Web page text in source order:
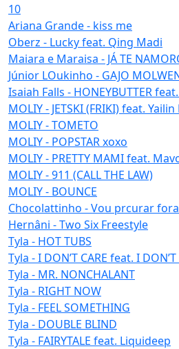
10
Ariana Grande - kiss me
Oberz - Lucky feat. Qing Madi
Maiara e Maraisa - JÁ TE
Júnior LOukinho - GAJO
Isaiah Falls - HONEYBUTTER
MOLIY - JETSKI (FRIKI) feat.
MOLIY - TOMETO
MOLIY - POPSTAR xoxo
MOLIY - PRETTY MAMI feat.
MOLIY - 911 (CALL THE LAW)
MOLIY - BOUNCE
Chocolattinho - Vou prcurar
Hernâni - Two Six Freestyle
Tyla - HOT TUBS
Tyla - I DON’T CARE feat. I DON’T
Tyla - MR. NONCHALANT
Tyla - RIGHT NOW
Tyla - FEEL SOMETHING
Tyla - DOUBLE BLIND
Tyla - FAIRYTALE feat. Liquideep